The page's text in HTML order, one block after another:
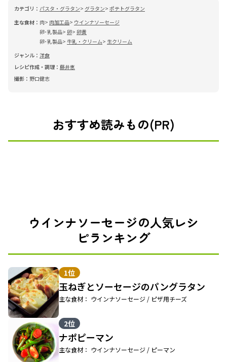
カテゴリ： パスタ・グラタン グラタン
ポテトグラタン
主な食材： 肉 肉加工品
ウインナソーセージ
卵･乳製品 卵 卵黄
卵･乳製品 牛乳・クリーム
生クリーム
ジャンル： 洋食
レシピ作成・調理： 藤井恵
撮影： 野口健志
おすすめ読みもの(PR)
ウインナソーセージの人気レシ
ピランキング
1位
玉ねぎとソーセージのパングラタン
主な食材： ウインナソーセージ / ピザ用チーズ
2位
ナポピーマン
主な食材： ウインナソーセージ / ピーマン